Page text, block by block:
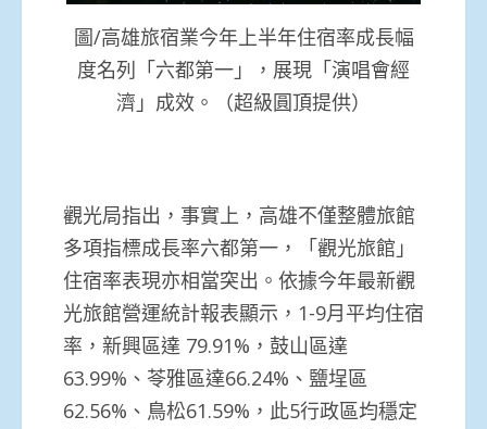
圖/高雄旅宿業今年上半年住宿率成長幅
度名列「六都第一」，展現「演唱會經
濟」成效。（超級圓頂提供）
觀光局指出，事實上，高雄不僅整體旅館
多項指標成長率六都第一，「觀光旅館」
住宿率表現亦相當突出。依據今年最新觀
光旅館營運統計報表顯示，1-9月平均住宿
率，新興區達 79.91%，鼓山區達
63.99%、苓雅區達66.24%、鹽埕區
62.56%、鳥松61.59%，此5行政區均穩定